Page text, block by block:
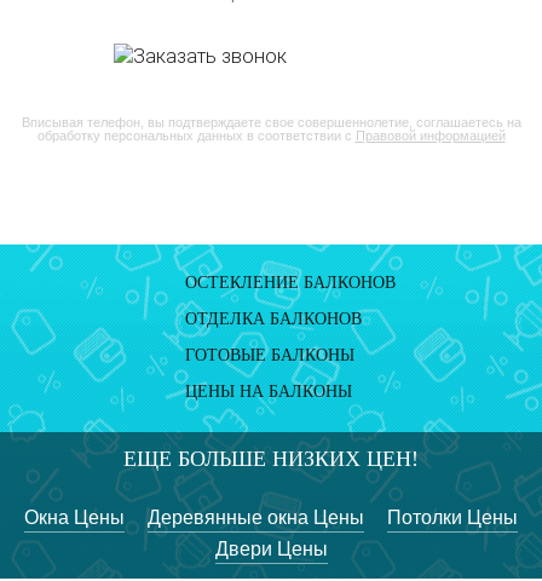
Вписывая телефон, вы подтверждаете свое совершеннолетие, соглашаетесь на
обработку персональных данных в соответствии с Правовой информацией
ОСТЕКЛЕНИЕ БАЛКОНОВ
ОТДЕЛКА БАЛКОНОВ
ГОТОВЫЕ БАЛКОНЫ
ЦЕНЫ НА БАЛКОНЫ
ЕЩЕ БОЛЬШЕ НИЗКИХ ЦЕН!
Окна Цены Деревянные окна Цены
Потолки Цены
Двери Цены